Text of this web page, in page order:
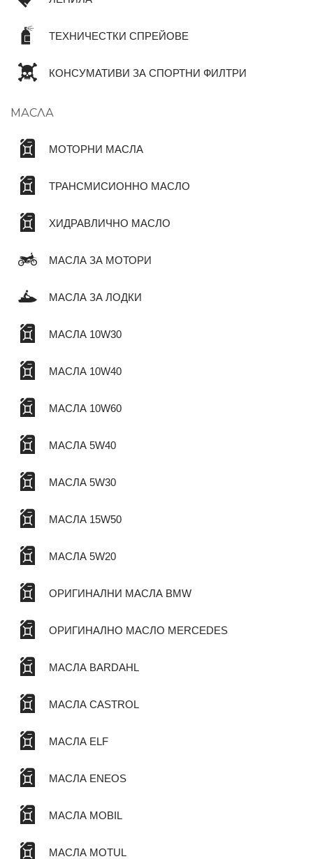
ТЕХНИЧЕСТКИ СПРЕЙОВЕ
КОНСУМАТИВИ ЗА СПОРТНИ ФИЛТРИ
МАСЛА
МОТОРНИ МАСЛА
ТРАНСМИСИОННО МАСЛО
ХИДРАВЛИЧНО МАСЛО
МАСЛА ЗА МОТОРИ
МАСЛА ЗА ЛОДКИ
МАСЛА 10W30
МАСЛА 10W40
МАСЛА 10W60
МАСЛА 5W40
МАСЛА 5W30
МАСЛА 15W50
МАСЛА 5W20
ОРИГИНАЛНИ МАСЛА BMW
ОРИГИНАЛНО МАСЛО MERCEDES
МАСЛА BARDAHL
МАСЛА CASTROL
МАСЛА ELF
МАСЛА ENEOS
МАСЛА MOBIL
МАСЛА MOTUL